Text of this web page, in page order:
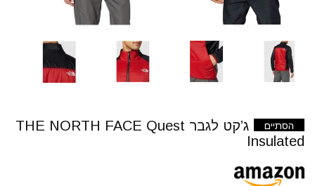
הסתיים
ג’קט לגבר THE NORTH FACE Quest
Insulated